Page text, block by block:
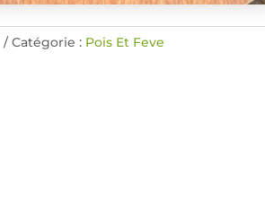
Catégorie : Pois Et Feve